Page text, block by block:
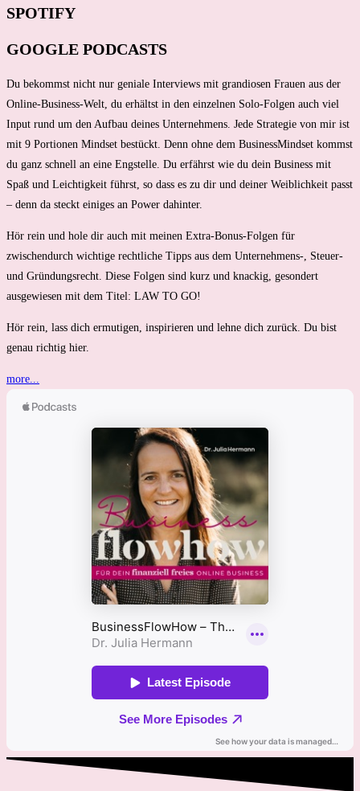
SPOTIFY
GOOGLE PODCASTS
Du bekommst nicht nur geniale Interviews mit grandiosen Frauen aus der
Online-Business-Welt, du erhältst in den einzelnen Solo-Folgen auch viel
Input rund um den Aufbau deines Unternehmens. Jede Strategie von mir ist
mit 9 Portionen Mindset bestückt. Denn ohne dem BusinessMindset kommst
du ganz schnell an eine Engstelle. Du erfährst wie du dein Business mit
Spaß und Leichtigkeit führst, so dass es zu dir und deiner Weiblichkeit passt
– denn da steckt einiges an Power dahinter.
Hör rein und hole dir auch mit meinen Extra-Bonus-Folgen für
zwischendurch wichtige rechtliche Tipps aus dem Unternehmens-, Steuer-
und Gründungsrecht. Diese Folgen sind kurz und knackig, gesondert
ausgewiesen mit dem Titel: LAW TO GO!
Hör rein, lass dich ermutigen, inspirieren und lehne dich zurück. Du bist
genau richtig hier.
more...